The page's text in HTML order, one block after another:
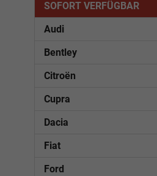
SOFORT VERFÜGBAR
Audi
Bentley
Citroën
Cupra
Dacia
Fiat
Ford